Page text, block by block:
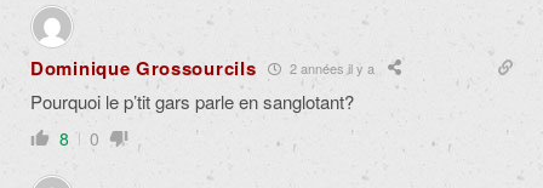
Dominique Grossourcils 2 années il y a
Pourquoi le p’tit gars parle en sanglotant?
8 0